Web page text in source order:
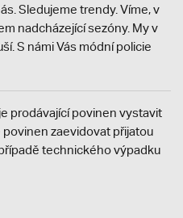
Sledujeme trendy. Víme, v
nadcházející sezóny. My v
S námi Vás módní policie
prodávající povinen vystavit
povinen zaevidovat přijatou
technického výpadku